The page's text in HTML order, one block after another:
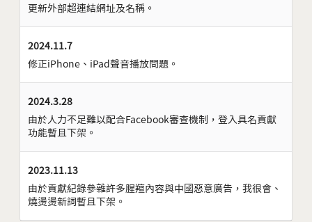
更新外部超連結網址及名稱。
2024.11.7
修正iPhone、iPad聲音播放問題。
2024.3.28
由於人力不足難以配合Facebook審查機制，登入具名貢獻
功能暫且下架。
2023.11.13
由於貢獻紀錄參雜許多腥羶內容與中國惡意廣告，我很會、
燒燙燙新詞暫且下架。